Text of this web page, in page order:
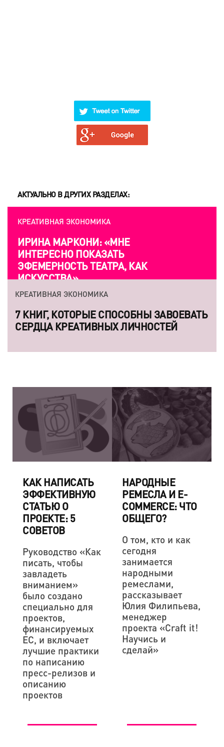
АКТУАЛЬНО В ДРУГИХ РАЗДЕЛАХ:
КРЕАТИВНАЯ ЭКОНОМИКА
ИРИНА МАРКОНИ: «МНЕ
ИНТЕРЕСНО ПОКАЗАТЬ
ЭФЕМЕРНОСТЬ ТЕАТРА, КАК
ИСКУССТВА»
КРЕАТИВНАЯ ЭКОНОМИКА
7 КНИГ, КОТОРЫЕ СПОСОБНЫ ЗАВОЕВАТЬ
СЕРДЦА КРЕАТИВНЫХ ЛИЧНОСТЕЙ
КАК НАПИСАТЬ
ЭФФЕКТИВНУЮ
СТАТЬЮ О
ПРОЕКТЕ: 5
СОВЕТОВ
Руководство «Как
писать, чтобы
завладеть
вниманием»
было создано
специально для
проектов,
финансируемых
ЕС, и включает
лучшие практики
по написанию
пресс-релизов и
описанию
проектов
НАРОДНЫЕ
РЕМЕСЛА И E-
COMMERCE: ЧТО
ОБЩЕГО?
О том, кто и как
сегодня
занимается
народными
ремеслами,
рассказывает
Юлия Филипьева,
менеджер
проекта «Craft it!
Научись и
сделай»